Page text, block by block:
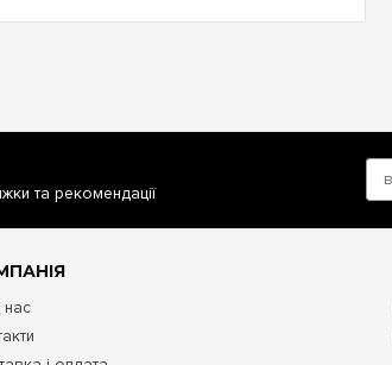
та рекомендації